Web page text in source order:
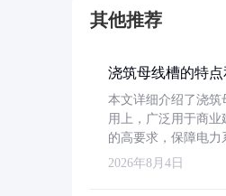
其他推荐
浇筑母线槽的特
本文详细介绍了浇筑
用上，广泛用于商
的高要求，保障电力
2026年8月4日